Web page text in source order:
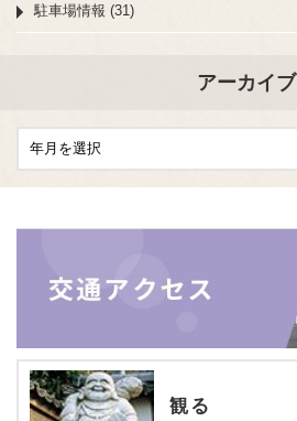
駐車場情報 (31)
アーカイブ
観る